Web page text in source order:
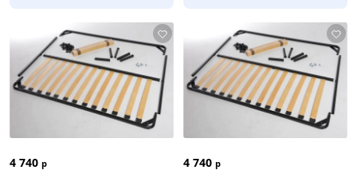
4 740 р 4 740 р